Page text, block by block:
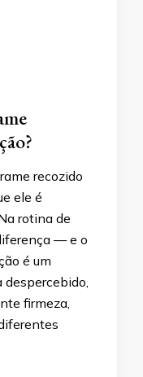
recozido
ele é
rotina de
— e o
é um
firmeza,